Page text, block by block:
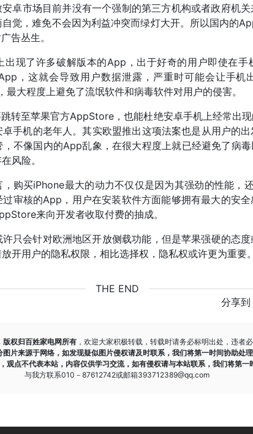
卓市场目前并没有一个强制的第三方机构或者政府机
觉，难免不会因为利益冲突而绿灯大开。所以国内的
告丛生。
出现了许多破解版本的App，出于好奇的用户即使在手
，这就会导致用户数据泄露，严重时可能会让手机
大程度上避免了流氓软件和病毒软件对用户的侵害。
转至苹果官方AppStore，也能杜绝安卓手机上经常出
手机的老年人。其实欧盟推出这项法案也是从用户的
不像国内的App乱象，在很大程度上就已经避免了病
风险。
购买iPhone最大的动力不仅仅是因为其强劲的性能，
审核的App，用户在安装软件方面能够拥有最大的安
来向开发者收取付费的抽成。
只会针对欧洲地区开放侧载功能，但是苹果强硬的态
开用户的隐私权限，相比选择权，隐私权或许更为重要。
THE END
分享到
版权归百姓家电网所有 ，欢迎大家积极转载，转载时请务必标明出处，违者必
图片来源于网络，如发现疑似图片侵权请及时联系，我们将第一时间协助处理
观点不代表本站，内容仅供学习交流，如有侵权请与本站联系，我们将第一
与我方联系010－87612742或邮箱393712389@qq.com